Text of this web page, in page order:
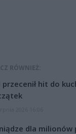
RÓWNIEŻ:
przecenił hit do
dla milionów